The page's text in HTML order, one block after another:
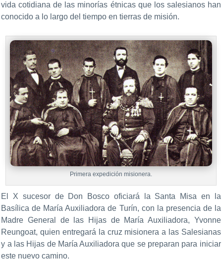
vida cotidiana de las minorías étnicas que los salesianos han
conocido a lo largo del tiempo en tierras de misión.
Primera expedición misionera.
El X sucesor de Don Bosco oficiará la Santa Misa en la
Basílica de María Auxiliadora de Turín, con la presencia de la
Madre General de las Hijas de María Auxiliadora, Yvonne
Reungoat, quien entregará la cruz misionera a las Salesianas
y a las Hijas de María Auxiliadora que se preparan para iniciar
este nuevo camino.